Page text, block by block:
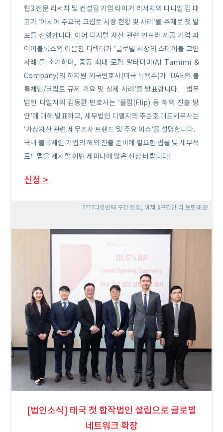
웹3 전문 리서치 및 컨설팅 기업 타이거 리서치의 다니엘 김 대
표가 ‘아시아 주요국 크립토 시장 현황 및 사례’를 주제로 첫 발
표를 진행합니다. 이어 디지털 자산 관련 인프라 제공 기업 파
이어블록스의 이은진 디렉터가 ‘글로벌 시장의 스테이블 코인
사례’를 소개하며, 중동 최대 로펌 알타미미(Al Tamimi &
Company)의 하지원 외국변호사(미국 뉴욕주)가 ‘UAE의 블
록체인/크립토 규제 개요 및 실제 사례’를 발표합니다.
법무
법인 디엘지의 김동환 변호사는 ‘플립(Flip) 등 해외 진출 방
안’에 대해 발표하고, 세무법인 디엘지의 추순호 대표세무사는
‘가상자산 관련 세무조사 트렌드 및 주요 이슈’를 설명합니다.
국내 블록체인 기업의 해외 진출 준비에 필요한 법률 및 세무적
로드맵을 제시할 이번 세미나에 많은 신청 바랍니다!
신청 >
????다섯번째 구간 진입, 이제 3구간만 더 보면돼요!
[법인소식] 태국 첫 합작법인 설립으로 글로벌
네트워크 확장